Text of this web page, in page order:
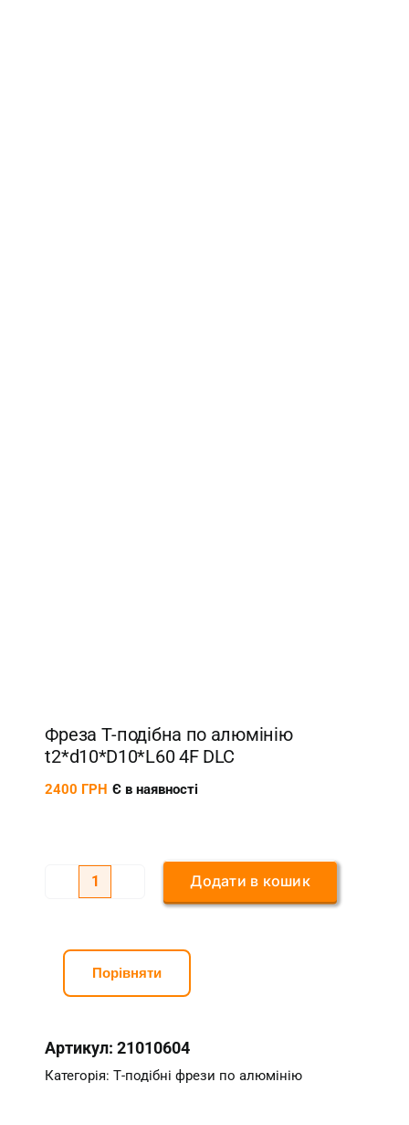
Фреза Т-подібна по алюмінію
t2*d10*D10*L60 4F DLC
2400 ГРН Є в наявності
по
алюмінію
4F
DLC
Додати в кошик
Порівняти
Артикул:21010604
Категорія:Т-подібні фрези по алюмінію